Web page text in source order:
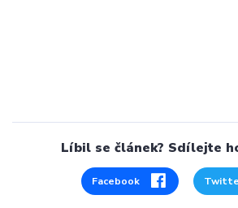
Líbil se článek? Sdílejte
Facebook